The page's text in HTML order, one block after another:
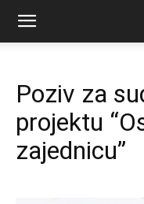
Poziv za
projektu
zajednicu”